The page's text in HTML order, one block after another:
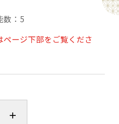
数：5
ージ下部をご覧くださ